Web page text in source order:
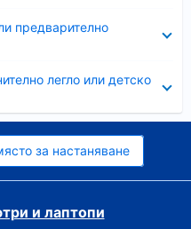
предварително
легло или детско
за настаняване
и лаптопи